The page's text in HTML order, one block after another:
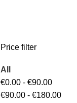
Price filter
All
€0.00- €90.00
€90.00- €180.00